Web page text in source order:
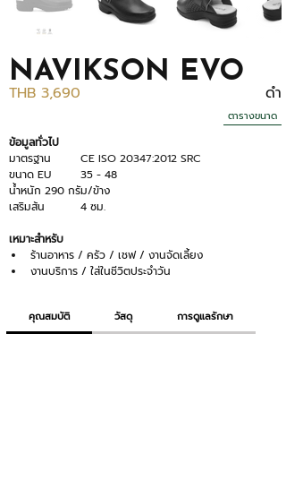
NAVIKSON EVO
THB 3,690 ดำ
ตารางขนาด
ข้อมูลทั่วไป
มาตรฐาน 	CE ISO 20347:2012 SRC
ขนาด EU 	35 - 48
น้ำหนัก	290 กรัม/ข้าง
เสริมส้น	4 ซม.
เหมาะสำหรับ
ร้านอาหาร / ครัว / เชฟ / งานจัดเลี้ยง
งานบริการ / ใส่ในชีวิตประจำวัน
คุณสมบัติ วัสดุ การดูแลรักษา